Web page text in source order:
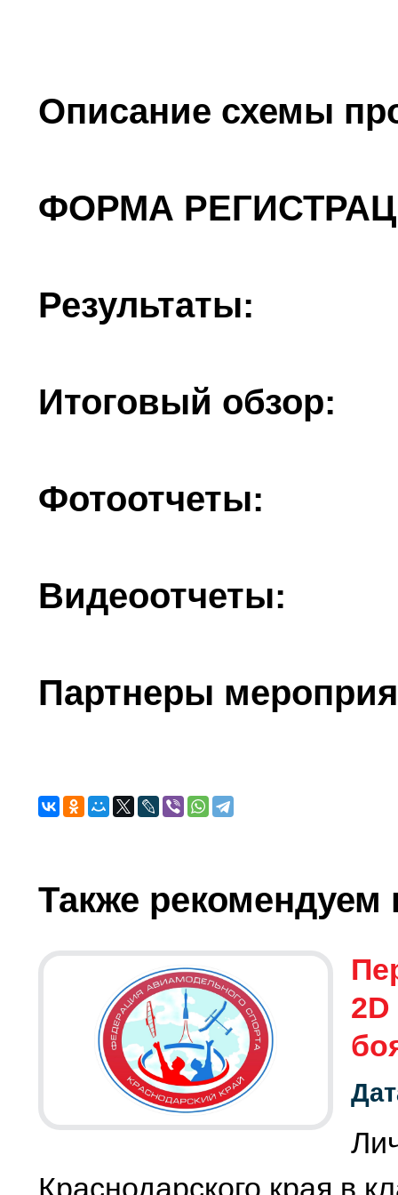
Описание схемы
ФОРМА
Результаты:
Итоговый обзор:
Фотоотчеты:
Видеоотчеты:
Партнеры
Также рекомендуем
Краснодарского края в